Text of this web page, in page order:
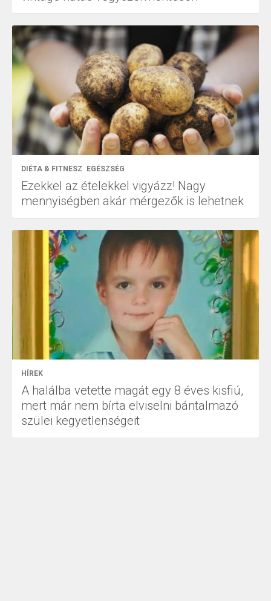
DIÉTA & FITNESZ EGÉSZSÉG
Ezekkel az ételekkel vigyázz! Nagy
mennyiségben akár mérgezők is lehetnek
HÍREK
A halálba vetette magát egy 8 éves kisfiú,
mert már nem bírta elviselni bántalmazó
szülei kegyetlenségeit